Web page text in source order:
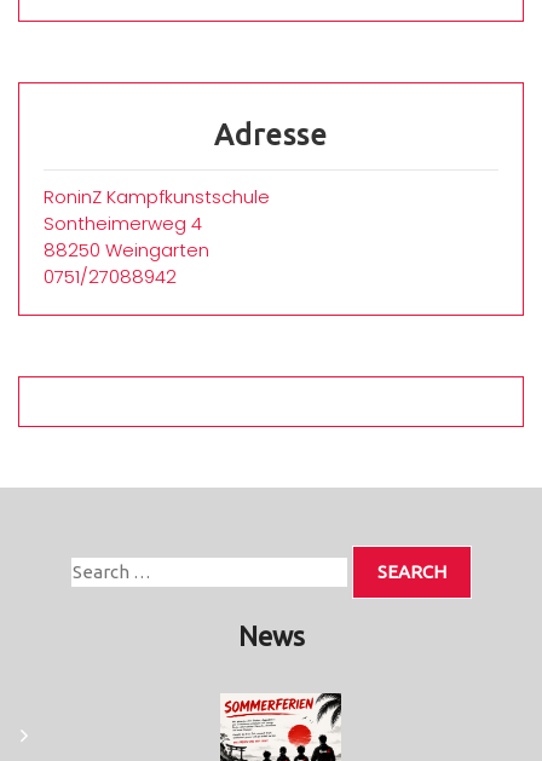
Adresse
RoninZ Kampfkunstschule
Sontheimerweg 4
88250 Weingarten
0751/27088942
News